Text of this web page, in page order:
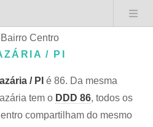
Bairro Centro
/ PI
/ PI é 86. Da mesma
tem o DDD 86, todos os
compartilham do mesmo